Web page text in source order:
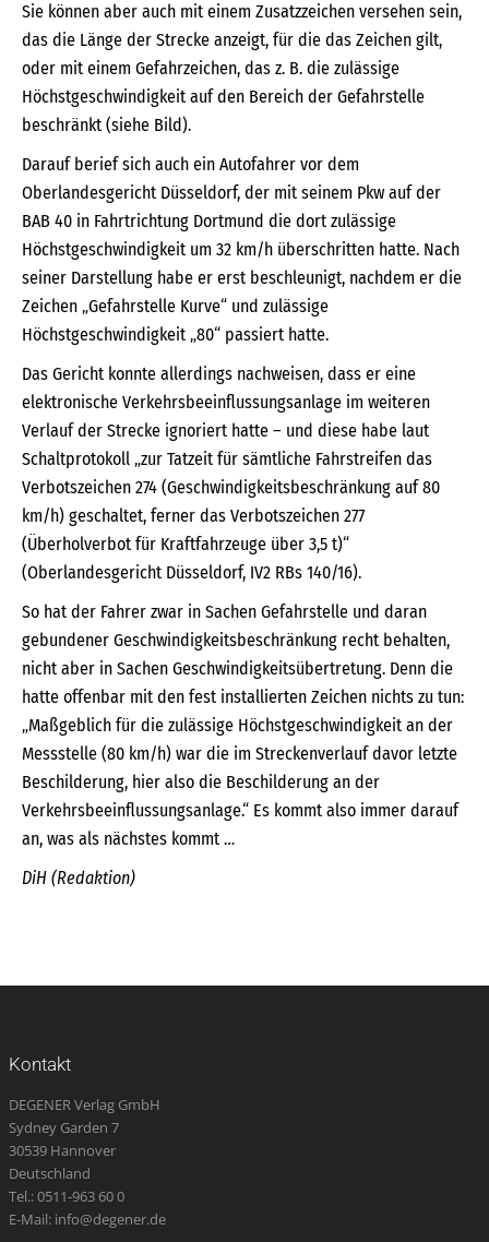
Sie können aber auch mit einem Zusatzzeichen versehen sein,
das die Länge der Strecke anzeigt, für die das Zeichen gilt,
oder mit einem Gefahrzeichen, das z. B. die zulässige
Höchstgeschwindigkeit auf den Bereich der Gefahrstelle
beschränkt (siehe Bild).
Darauf berief sich auch ein Autofahrer vor dem
Oberlandesgericht Düsseldorf, der mit seinem Pkw auf der
BAB 40 in Fahrtrichtung Dortmund die dort zulässige
Höchstgeschwindigkeit um 32 km/h überschritten hatte. Nach
seiner Darstellung habe er erst beschleunigt, nachdem er die
Zeichen „Gefahrstelle Kurve“ und zulässige
Höchstgeschwindigkeit „80“ passiert hatte.
Das Gericht konnte allerdings nachweisen, dass er eine
elektronische Verkehrsbeeinflussungsanlage im weiteren
Verlauf der Strecke ignoriert hatte – und diese habe laut
Schaltprotokoll „zur Tatzeit für sämtliche Fahrstreifen das
Verbotszeichen 274 (Geschwindigkeitsbeschränkung auf 80
km/h) geschaltet, ferner das Verbotszeichen 277
(Überholverbot für Kraftfahrzeuge über 3,5 t)“
(Oberlandesgericht Düsseldorf, IV2 RBs 140/16).
So hat der Fahrer zwar in Sachen Gefahrstelle und daran
gebundener Geschwindigkeitsbeschränkung recht behalten,
nicht aber in Sachen Geschwindigkeitsübertretung. Denn die
hatte offenbar mit den fest installierten Zeichen nichts zu tun:
„Maßgeblich für die zulässige Höchstgeschwindigkeit an der
Messstelle (80 km/h) war die im Streckenverlauf davor letzte
Beschilderung, hier also die Beschilderung an der
Verkehrsbeeinflussungsanlage.“ Es kommt also immer darauf
an, was als nächstes kommt …
DiH (Redaktion)
Kontakt
DEGENER Verlag GmbH
Sydney Garden 7
30539 Hannover
Deutschland
Tel.: 0511-963 60 0
E-Mail: info@degener.de